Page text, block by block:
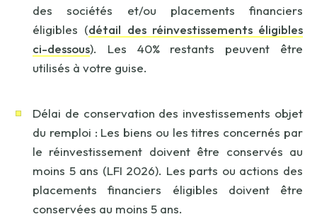
des sociétés et/ou placements financiers
éligibles (détail des réinvestissements éligibles
ci-dessous). Les 40% restants peuvent être
utilisés à votre guise.
Délai de conservation des investissements objet
du remploi : Les biens ou les titres concernés par
le réinvestissement doivent être conservés au
moins 5 ans (LFI 2026). Les parts ou actions des
placements financiers éligibles doivent être
conservées au moins 5 ans.